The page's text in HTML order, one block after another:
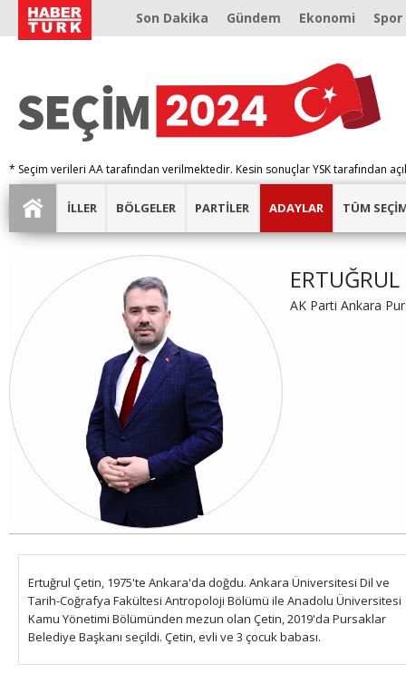
Son Dakika Gündem Ekonomi Spor
* Seçim verileri AA tarafından verilmektedir. Kesin sonuçlar YSK tarafından
İLLER BÖLGELER PARTİLER ADAYLAR TÜM
AK Parti Ankara
Ertuğrul Çetin, 1975'te Ankara'da doğdu. Ankara Üniversitesi Dil ve
Tarih-Coğrafya Fakültesi Antropoloji Bölümü ile Anadolu Üniversitesi
Kamu Yönetimi Bölümünden mezun olan Çetin, 2019'da Pursaklar
Belediye Başkanı seçildi. Çetin, evli ve 3 çocuk babası.